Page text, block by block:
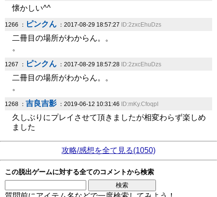
懐かしい^^
1266 ： ピンクん ：2017-08-29 18:57:27 ID:2zxcEhuDzs
二冊目の場所がわからん。。
。
1267 ： ピンクん ：2017-08-29 18:57:28 ID:2zxcEhuDzs
二冊目の場所がわからん。。
。
1268 ： 吉良吉影 ：2019-06-12 10:31:46 ID:mKy.CfoqpI
久しぶりにプレイさせて頂きましたが相変わらず楽しめ
ました
攻略/感想を全て見る(1050)
この脱出ゲームに対する全てのコメントから検索